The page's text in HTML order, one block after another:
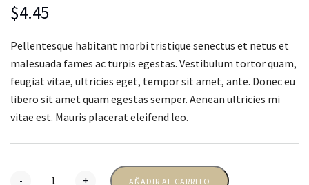
5 en base
a
cliente
$4.45
Pellentesque habitant morbi tristique senectus et netus et
malesuada fames ac turpis egestas. Vestibulum tortor quam,
feugiat vitae, ultricies eget, tempor sit amet, ante. Donec eu
libero sit amet quam egestas semper. Aenean ultricies mi
vitae est. Mauris placerat eleifend leo.
- + AÑADIR AL CARRITO